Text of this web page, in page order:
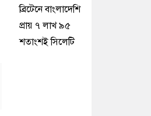
ব্রিটেনে বাংলাদেশি
প্রায় ৭ লাখ ৯৫
শতাংশই সিলেটি